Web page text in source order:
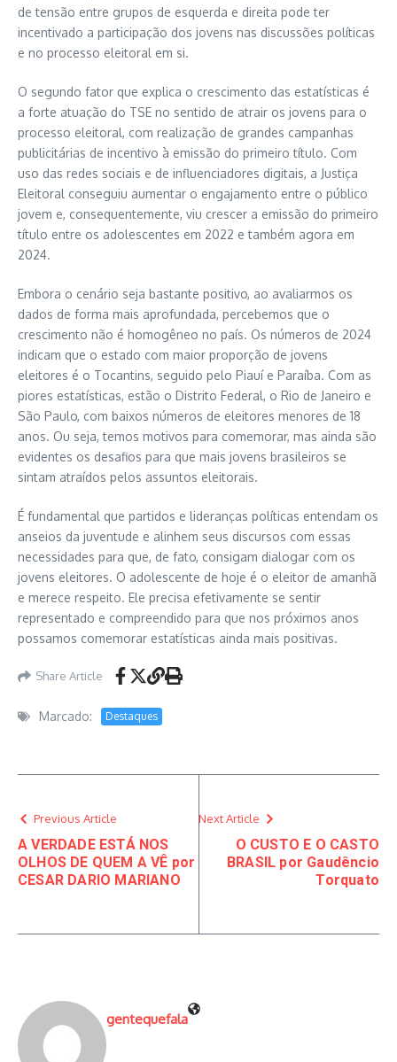
de tensão entre grupos de esquerda e direita pode ter
incentivado a participação dos jovens nas discussões políticas
e no processo eleitoral em si.
O segundo fator que explica o crescimento das estatísticas é
a forte atuação do TSE no sentido de atrair os jovens para o
processo eleitoral, com realização de grandes campanhas
publicitárias de incentivo à emissão do primeiro título. Com
uso das redes sociais e de influenciadores digitais, a Justiça
Eleitoral conseguiu aumentar o engajamento entre o público
jovem e, consequentemente, viu crescer a emissão do primeiro
título entre os adolescentes em 2022 e também agora em
2024.
Embora o cenário seja bastante positivo, ao avaliarmos os
dados de forma mais aprofundada, percebemos que o
crescimento não é homogêneo no país. Os números de 2024
indicam que o estado com maior proporção de jovens
eleitores é o Tocantins, seguido pelo Piauí e Paraíba. Com as
piores estatísticas, estão o Distrito Federal, o Rio de Janeiro e
São Paulo, com baixos números de eleitores menores de 18
anos. Ou seja, temos motivos para comemorar, mas ainda são
evidentes os desafios para que mais jovens brasileiros se
sintam atraídos pelos assuntos eleitorais.
É fundamental que partidos e lideranças políticas entendam os
anseios da juventude e alinhem seus discursos com essas
necessidades para que, de fato, consigam dialogar com os
jovens eleitores. O adolescente de hoje é o eleitor de amanhã
e merece respeito. Ele precisa efetivamente se sentir
representado e compreendido para que nos próximos anos
possamos comemorar estatísticas ainda mais positivas.
Share Article
Marcado: Destaques
Previous Article
A VERDADE ESTÁ NOS
OLHOS DE QUEM A VÊ por
CESAR DARIO MARIANO
Next Article
O CUSTO E O CASTO
BRASIL por Gaudêncio
Torquato
gentequefala